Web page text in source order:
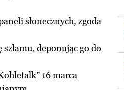
słonecznych, zgoda
deponując go do
16 marca